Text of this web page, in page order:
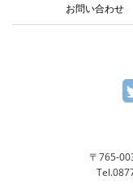
お問い合わせ
〒765-